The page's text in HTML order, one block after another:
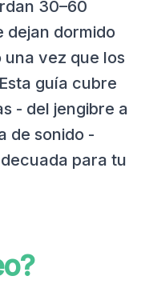
30–60
dejan dormido
vez que los
guía cubre
- del jengibre a
de sonido -
para tu